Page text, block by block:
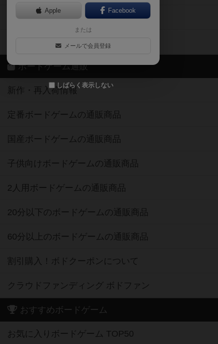
Apple Facebook
または
メールで会員登録
しばらく表示しない
ボードゲーム業界コラム
ボドゲーマご利用案内
ボードゲーム通販
新作・再入荷情報
定番ボードゲームの通販商品
国産ボードゲームの通販商品
子供向けボードゲームの通販商品
2人用ボードゲームの通販商品
20分以下のボードゲームの通販商品
60分以上のボードゲームの通販商品
割引購入！ボドクーポンについて
クラウドファンディング ボドファン
おすすめボードゲーム
お気に入りボードゲーム TOP50